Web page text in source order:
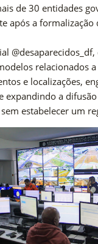
de 30 entidades
após a
relacionados a
e localizações,
expandindo a
estabelecer um